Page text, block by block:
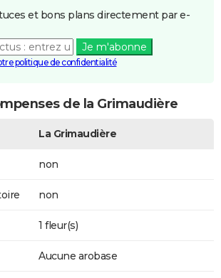
et bons plans directement par e-
Je m'abonne
politique de confidentialité
de la Grimaudière
La Grimaudière
non
non
1 fleur(s)
Aucune arobase